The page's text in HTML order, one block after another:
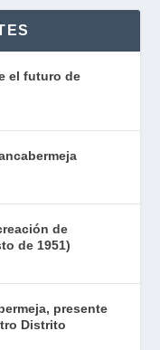
el futuro de
de
de 1951)
presente
Distrito